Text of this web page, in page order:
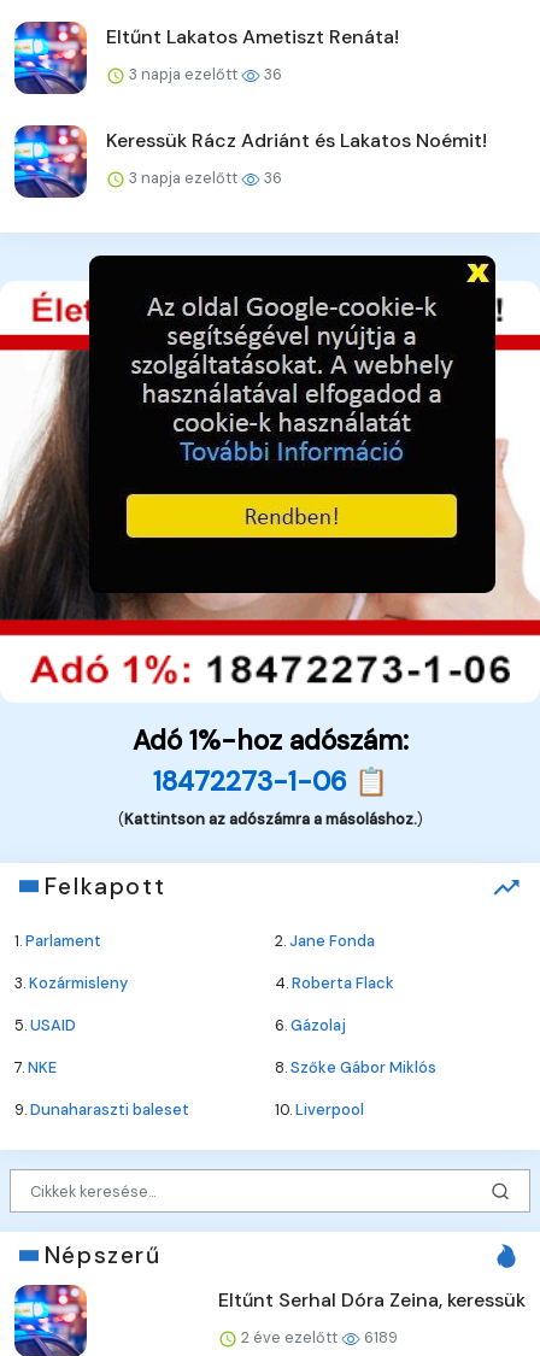
Eltűnt Lakatos Ametiszt Renáta!
3 napja ezelőtt 36
Keressük Rácz Adriánt és Lakatos Noémit!
3 napja ezelőtt 36
Adó 1%-hoz adószám:
18472273-1-06 📋
(Kattintson az adószámra a másoláshoz.)
Felkapott
1.Parlament 2.Jane Fonda
3.Kozármisleny 4.Roberta Flack
5.USAID 6.Gázolaj
7.NKE 8.Szőke Gábor Miklós
9.Dunaharaszti baleset 10.Liverpool
Népszerű
Eltűnt Serhal Dóra Zeina, keressük
2 éve ezelőtt 6189